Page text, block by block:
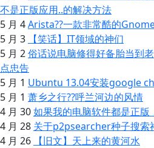
不是正版应用..的解决方法
5 月 4Arista??一款非常酷的
5 月 3
【笑话】IT领域的神们
5 月 2俗话说电脑修得好备胎当到
点忠告
5 月 1 Ubuntu 13.04安装google
5 月 1 萧乡之行??呼兰河边的风情
4 月 30如果我的电脑软件都是正
4 月 28 关于p2psearcher种子搜索
4 月 26
【旧文】天上来的黄河水